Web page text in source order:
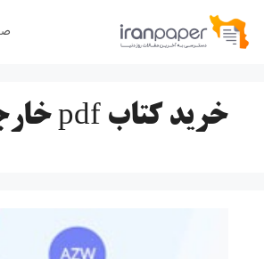
پرش
خرید کتاب pdf خارجی رهنمای گرفتاران